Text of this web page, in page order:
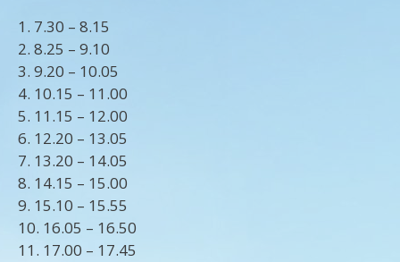
1. 7.30 – 8.15
2. 8.25 – 9.10
3. 9.20 – 10.05
4. 10.15 – 11.00
5. 11.15 – 12.00
6. 12.20 – 13.05
7. 13.20 – 14.05
8. 14.15 – 15.00
9. 15.10 – 15.55
10. 16.05 – 16.50
11. 17.00 – 17.45